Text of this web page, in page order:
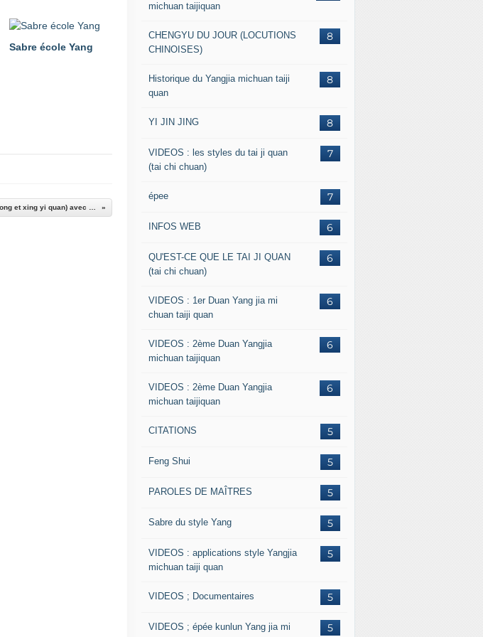
Sabre école Yang
michuan taijiquan
8
CHENGYU DU JOUR (LOCUTIONS
CHINOISES)
8
Historique du Yangjia michuan taiji
quan
8
YI JIN JING
7
VIDEOS : les styles du tai ji quan
(tai chi chuan)
7
épee
6
INFOS WEB
6
QU'EST-CE QUE LE TAI JI QUAN
(tai chi chuan)
6
VIDEOS : 1er Duan Yang jia mi
chuan taiji quan
6
VIDEOS : 2ème Duan Yangjia
michuan taijiquan
6
VIDEOS : 2ème Duan Yangjia
michuan taijiquan
5
CITATIONS
5
Feng Shui
5
PAROLES DE MAÎTRES
5
Sabre du style Yang
5
VIDEOS : applications style Yangjia
michuan taiji quan
5
VIDEOS ; Documentaires
5
VIDEOS ; épée kunlun Yang jia mi